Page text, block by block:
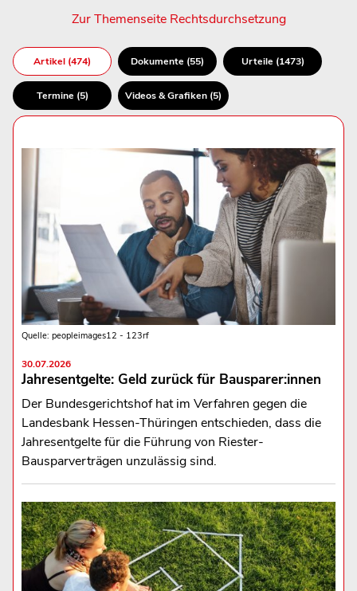
Zur Themenseite Rechtsdurchsetzung
Artikel (474) Dokumente (55) Urteile (1473)
Termine (5) Videos & Grafiken (5)
Quelle: peopleimages12 - 123rf
30.07.2026
Jahresentgelte: Geld zurück für Bausparer:innen
Der Bundesgerichtshof hat im Verfahren gegen die
Landesbank Hessen-Thüringen entschieden, dass die
Jahresentgelte für die Führung von Riester-
Bausparverträgen unzulässig sind.